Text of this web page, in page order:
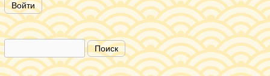
Форма поиска